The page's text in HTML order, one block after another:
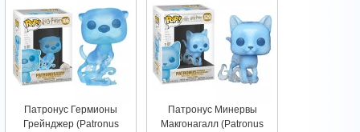
Патронус Гермионы
Грейнджер (Patronus
Патронус Минервы
Макгонагалл (Patronus